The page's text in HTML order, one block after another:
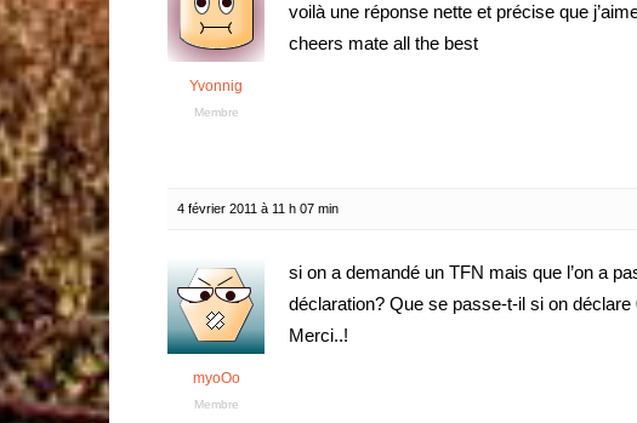
Yvonnig
Membre
voilà une réponse nette et précise que
cheers mate all the best
4 février 2011 à 11 h 07 min
myoOo
Membre
si on a demandé un TFN mais que l’on a
déclaration? Que se passe-t-il si on déclare
Merci..!